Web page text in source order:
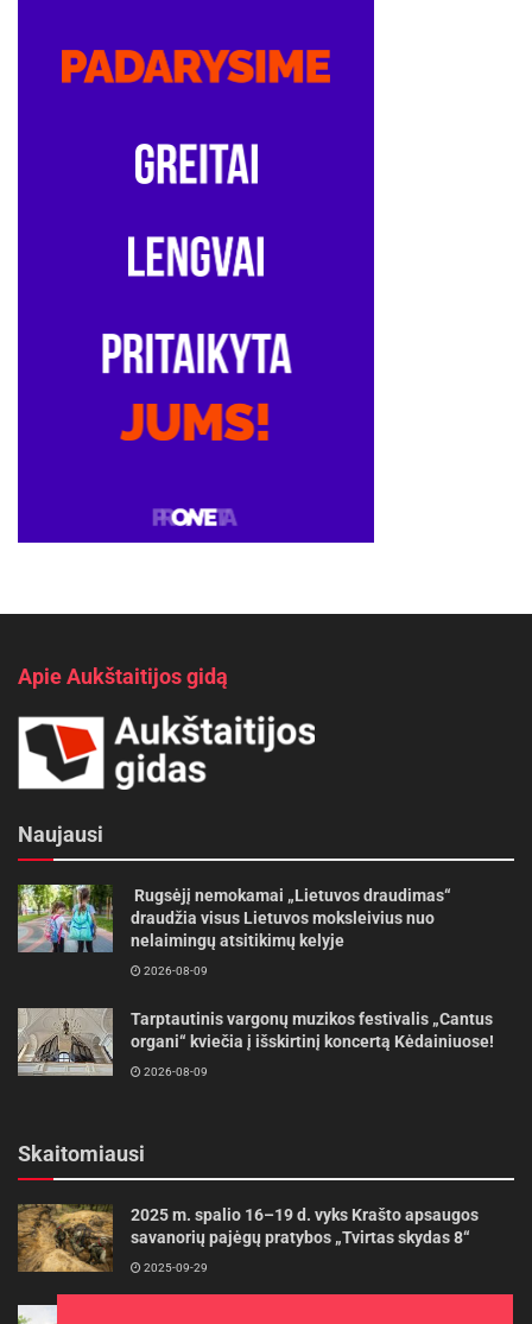
Apie Aukštaitijos gidą
Naujausi
Rugsėjį nemokamai „Lietuvos draudimas“
draudžia visus Lietuvos moksleivius nuo
nelaimingų atsitikimų kelyje
2026-08-09
Tarptautinis vargonų muzikos festivalis „Cantus
organi“ kviečia į išskirtinį koncertą Kėdainiuose!
2026-08-09
Skaitomiausi
2025 m. spalio 16–19 d. vyks Krašto apsaugos
savanorių pajėgų pratybos „Tvirtas skydas 8“
2025-09-29